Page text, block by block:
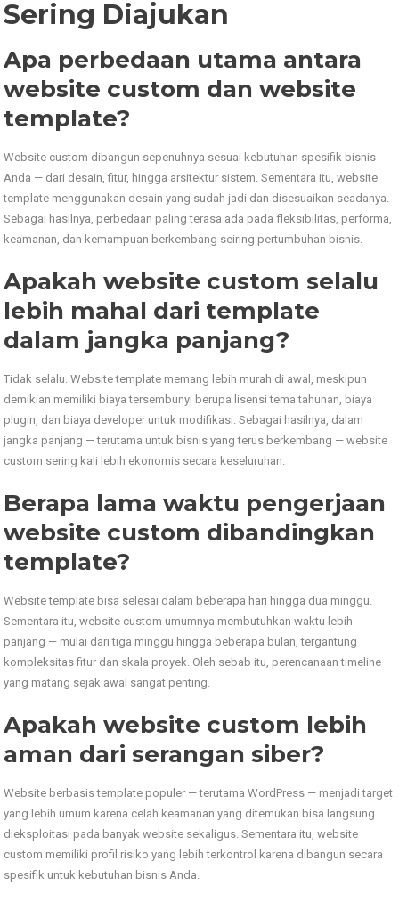
Sering Diajukan
Apa perbedaan utama antara
website custom dan website
template?
Website custom dibangun sepenuhnya sesuai kebutuhan spesifik bisnis
Anda — dari desain, fitur, hingga arsitektur sistem. Sementara itu, website
template menggunakan desain yang sudah jadi dan disesuaikan seadanya.
Sebagai hasilnya, perbedaan paling terasa ada pada fleksibilitas, performa,
keamanan, dan kemampuan berkembang seiring pertumbuhan bisnis.
Apakah website custom selalu
lebih mahal dari template
dalam jangka panjang?
Tidak selalu. Website template memang lebih murah di awal, meskipun
demikian memiliki biaya tersembunyi berupa lisensi tema tahunan, biaya
plugin, dan biaya developer untuk modifikasi. Sebagai hasilnya, dalam
jangka panjang — terutama untuk bisnis yang terus berkembang — website
custom sering kali lebih ekonomis secara keseluruhan.
Berapa lama waktu pengerjaan
website custom dibandingkan
template?
Website template bisa selesai dalam beberapa hari hingga dua minggu.
Sementara itu, website custom umumnya membutuhkan waktu lebih
panjang — mulai dari tiga minggu hingga beberapa bulan, tergantung
kompleksitas fitur dan skala proyek. Oleh sebab itu, perencanaan timeline
yang matang sejak awal sangat penting.
Apakah website custom lebih
aman dari serangan siber?
Website berbasis template populer — terutama WordPress — menjadi target
yang lebih umum karena celah keamanan yang ditemukan bisa langsung
dieksploitasi pada banyak website sekaligus. Sementara itu, website
custom memiliki profil risiko yang lebih terkontrol karena dibangun secara
spesifik untuk kebutuhan bisnis Anda.